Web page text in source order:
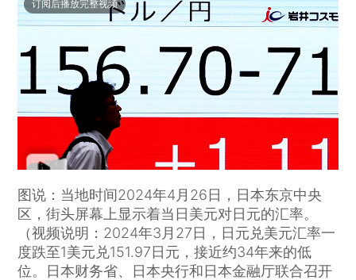
订阅后播放完整视频
图说：当地时间2024年4月26日，日本东京中央
区，街头屏幕上显示着当日美元对日元的汇率。
（视频说明：2024年3月27日，日元兑美元汇率一
度跌至1美元兑151.97日元，接近约34年来的低
位。日本财务省、日本央行和日本金融厅联合召开